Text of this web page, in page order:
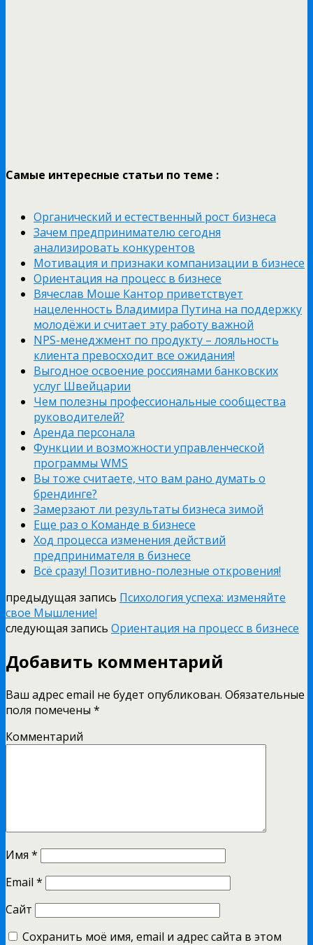
Самые интересные статьи по теме :
Органический и естественный рост бизнеса
Зачем предпринимателю сегодня
анализировать конкурентов
Мотивация и признаки компанизации в бизнесе
Ориентация на процесс в бизнесе
Вячеслав Моше Кантор приветствует
нацеленность Владимира Путина на поддержку
молодёжи и считает эту работу важной
NPS-менеджмент по продукту – лояльность
клиента превосходит все ожидания!
Выгодное освоение россиянами банковских
услуг Швейцарии
Чем полезны профессиональные сообщества
руководителей?
Аренда персонала
Функции и возможности управленческой
программы WMS
Вы тоже считаете, что вам рано думать о
брендинге?
Замерзают ли результаты бизнеса зимой
Еще раз о Команде в бизнесе
Ход процесса изменения действий
предпринимателя в бизнесе
Всё сразу! Позитивно-полезные откровения!
предыдущая запись Психология успеха: изменяйте
свое Мышление!
следующая запись Ориентация на процесс в бизнесе
Добавить комментарий
Ваш адрес email не будет опубликован. Обязательные
поля помечены *
Комментарий
Имя *
Email *
Сайт
Сохранить моё имя, email и адрес сайта в этом